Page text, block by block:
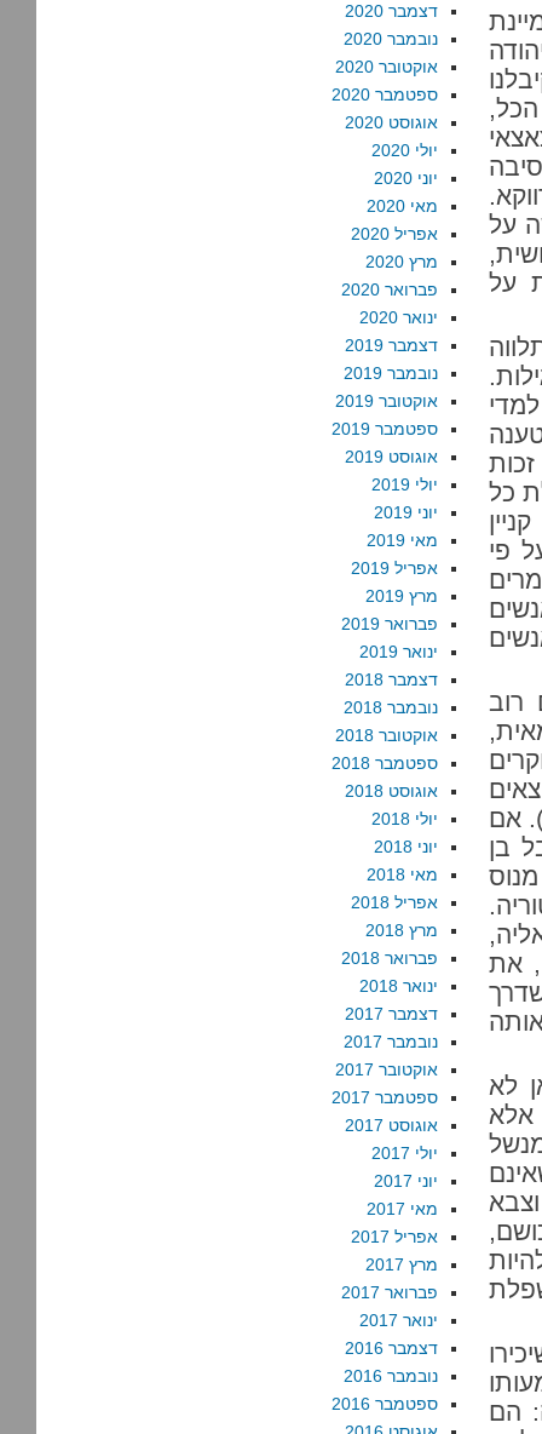
על
על
כל
פי
אם
בן
את
לא
אלא
הם
דצמבר 2020
נובמבר 2020
אוקטובר 2020
ספטמבר 2020
אוגוסט 2020
יולי 2020
יוני 2020
מאי 2020
אפריל 2020
מרץ 2020
פברואר 2020
ינואר 2020
דצמבר 2019
נובמבר 2019
אוקטובר 2019
ספטמבר 2019
אוגוסט 2019
יולי 2019
יוני 2019
מאי 2019
אפריל 2019
מרץ 2019
פברואר 2019
ינואר 2019
דצמבר 2018
נובמבר 2018
אוקטובר 2018
ספטמבר 2018
אוגוסט 2018
יולי 2018
יוני 2018
מאי 2018
אפריל 2018
מרץ 2018
פברואר 2018
ינואר 2018
דצמבר 2017
נובמבר 2017
אוקטובר 2017
ספטמבר 2017
אוגוסט 2017
יולי 2017
יוני 2017
מאי 2017
אפריל 2017
מרץ 2017
פברואר 2017
ינואר 2017
דצמבר 2016
נובמבר 2016
ספטמבר 2016